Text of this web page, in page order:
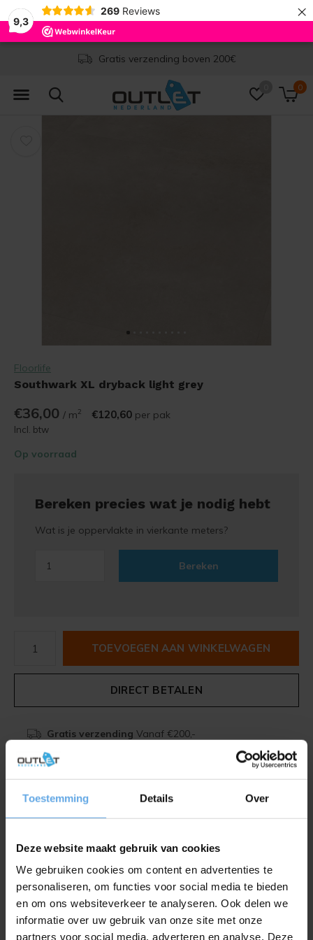
Toestemming Details Over
Deze website maakt gebruik van cookies
We gebruiken cookies om content en advertenties te
personaliseren, om functies voor social media te bieden
en om ons websiteverkeer te analyseren. Ook delen we
informatie over uw gebruik van onze site met onze
partners voor social media, adverteren en analyse. Deze
9,3
269 Reviews ×
0
Gratis verzending boven 200€
Floorlife
Southwark XL dryback light grey
€36,00 / m2 €120,60 per pak
Incl. btw
Op voorraad
Bereken precies wat je nodig hebt
Wat is je oppervlakte in vierkante meters?
Bereken
TOEVOEGEN AAN WINKELWAGEN
DIRECT BETALEN
Gratis verzending Vanaf €200,-
Beschrijving
Toevoegen aan vergelijking
Productomschrijving